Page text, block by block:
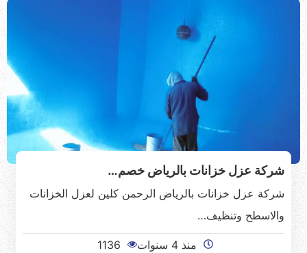
شركة عزل خزانات بالرياض خصم…
شركة عزل خزانات بالرياض الرحمن كلين لعزل الخزانات
والاسطح وتنظيف…
منذ 4 سنوات 1136